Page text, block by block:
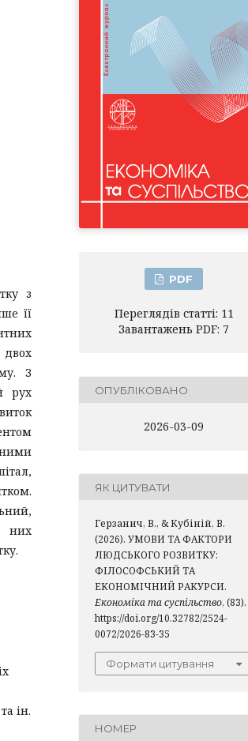
з
її
З
рух
них
ін.
PDF
Переглядів статті: 11
Завантажень PDF: 7
ОПУБЛІКОВАНО
2026-03-09
ЯК ЦИТУВАТИ
Герзанич, В., & Кубіній, В.
(2026). УМОВИ ТА ФАКТОРИ
ЛЮДСЬКОГО РОЗВИТКУ:
ФІЛОСОФСЬКИЙ ТА
ЕКОНОМІЧНИЙ РАКУРСИ.
Економіка та суспільство, (83).
https://doi.org/10.32782/2524-
0072/2026-83-35
Формати цитування
НОМЕР